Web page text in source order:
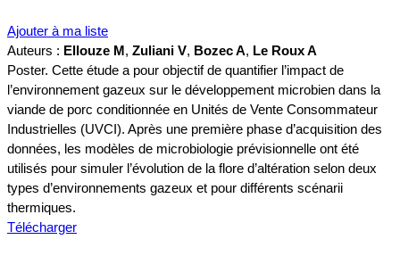
Ajouter à ma liste
Auteurs : Ellouze M, Zuliani V, Bozec A, Le Roux A
Poster. Cette étude a pour objectif de quantifier l’impact de
l’environnement gazeux sur le développement microbien dans la
viande de porc conditionnée en Unités de Vente Consommateur
Industrielles (UVCI). Après une première phase d’acquisition des
données, les modèles de microbiologie prévisionnelle ont été
utilisés pour simuler l’évolution de la flore d’altération selon deux
types d’environnements gazeux et pour différents scénarii
thermiques.
Télécharger